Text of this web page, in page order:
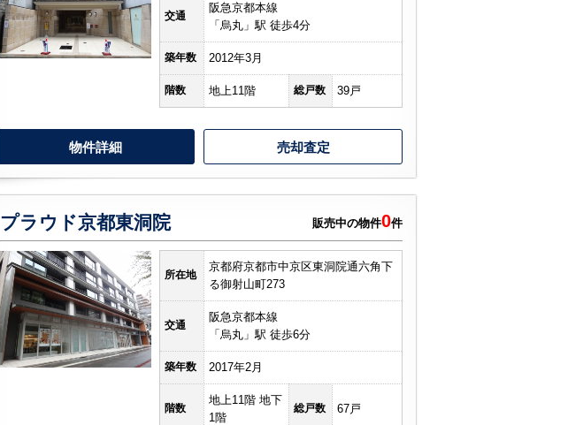
交通
阪急京都本線
「烏丸」駅 徒歩4分
築年数 2012年3月
階数 地上11階 総戸数 39戸
物件詳細 売却査定
プラウド京都東洞院 販売中の物件0件
所在地
京都府京都市中京区東洞院通六角下
る御射山町273
交通
阪急京都本線
「烏丸」駅 徒歩6分
築年数 2017年2月
階数
地上11階 地下
1階
総戸数 67戸